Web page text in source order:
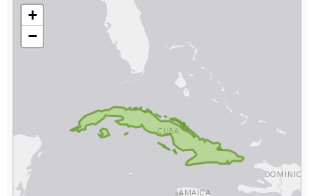
+
−